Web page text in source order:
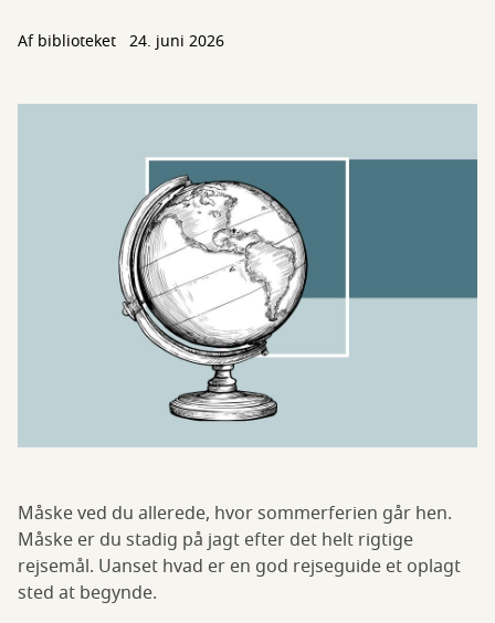
Af biblioteket 24. juni 2026
Måske ved du allerede, hvor sommerferien går hen.
Måske er du stadig på jagt efter det helt rigtige
rejsemål. Uanset hvad er en god rejseguide et oplagt
sted at begynde.